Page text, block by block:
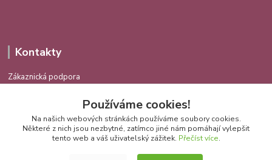
Kontakty
Zákaznická podpora
info@spokojenakocka.cz
Používáme cookies!
Na našich webových stránkách používáme soubory cookies.
Některé z nich jsou nezbytné, zatímco jiné nám pomáhají vylepšit
tento web a váš uživatelský zážitek. Přečíst více.